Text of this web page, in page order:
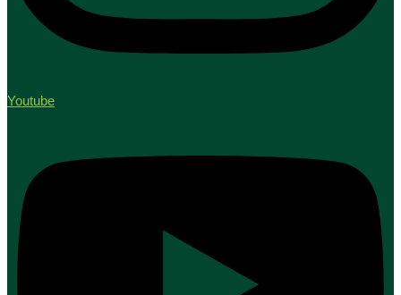
Youtube